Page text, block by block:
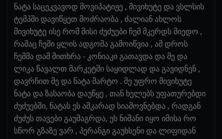
ნატა საცეკვავოდ მოვიპატიჟე , მივიხუტე და ვსლსის
ტემპში დავიწყეთ მოძრაობა , ძალიან ახლოს
მივიხუტე ისე რომ მისი ძუძუები ჩემ მკერდს მიედო ,
რამაც ჩემი ყლის ადგომა გამოიწვია , ამ დროს
ჩემმა დამ მითხრა - კონიაკი გათავდა და მე და
ლიკა წავალთ მარკეტში საყიდლად და გავიდნენ ,
დავრჩით მე და ნატა მარტო . მე უფრო მივიხუტე
ნატა და ზასაობა დაუწყე , თან ხელებს უფათურებდი
ძუძუებში, ნატას ეს აშკარად სიამოვნებდა , რადგან
ძუძუს თავები გაუმაგრდა, ეს ნიშანი იყო იმისა რო
სწორ გზაზე ვარ , პერანგი გაუხსენი და ლიფიდან